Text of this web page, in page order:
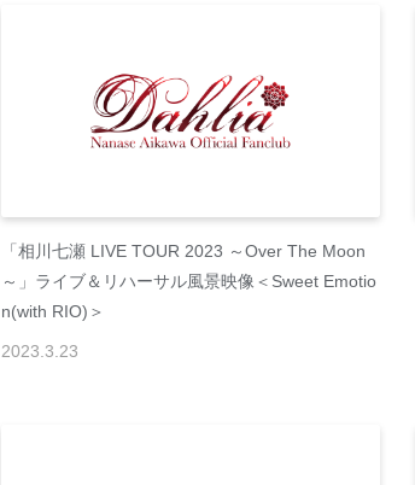
「相川七瀬 LIVE TOUR 2023 ～Over The Moon
～」ライブ＆リハーサル風景映像＜Sweet Emotio
n(with RIO)＞
2023 .3 23